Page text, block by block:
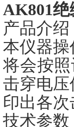
AK801
产品介绍
本仪器
将会按
击穿电
印出各
技术参数